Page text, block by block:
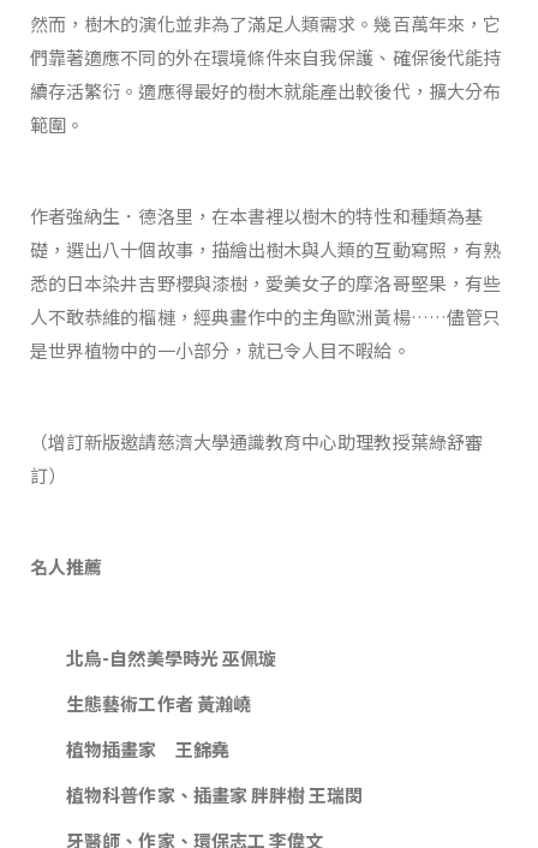
然而，樹木的演化並非為了滿足人類需求。幾百萬年來，它
們靠著適應不同的外在環境條件來自我保護、確保後代能持
續存活繁衍。適應得最好的樹木就能產出較後代，擴大分布
範圍。
作者強納生．德洛里，在本書裡以樹木的特性和種類為基
礎，選出八十個故事，描繪出樹木與人類的互動寫照，有熟
悉的日本染井吉野櫻與漆樹，愛美女子的摩洛哥堅果，有些
人不敢恭維的榴槤，經典畫作中的主角歐洲黃楊……儘管只
是世界植物中的一小部分，就已令人目不暇給。
（增訂新版邀請慈濟大學通識教育中心助理教授葉綠舒審
訂）
名人推薦
北鳥-自然美學時光 巫佩璇
生態藝術工作者 黃瀚嶢
植物插畫家 王錦堯
植物科普作家、插畫家 胖胖樹 王瑞閔
牙醫師、作家、環保志工 李偉文